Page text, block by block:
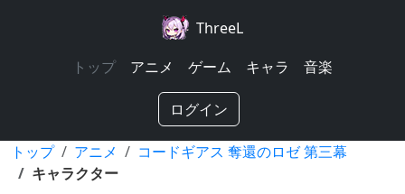
ThreeL
トップ
アニメ ゲーム キャラ 音楽
ログイン
トップ アニメ
コードギアス 奪還のロゼ 第三幕
キャラクター